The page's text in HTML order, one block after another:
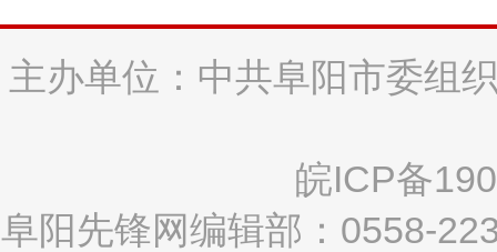
主办单位：中共阜阳市委组
皖ICP备
阜阳先锋网编辑部：0558-